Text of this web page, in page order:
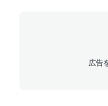
広告